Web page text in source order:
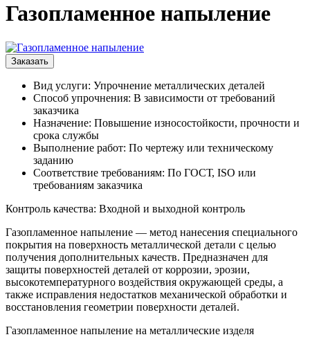
Газопламенное напыление
Заказать
Вид услуги: Упрочнение металлических деталей
Способ упрочнения: В зависимости от требований
заказчика
Назначение: Повышение износостойкости, прочности и
срока службы
Выполнение работ: По чертежу или техническому
заданию
Соответствие требованиям: По ГОСТ, ISO или
требованиям заказчика
Контроль качества: Входной и выходной контроль
Газопламенное напыление — метод нанесения специального
покрытия на поверхность металлической детали с целью
получения дополнительных качеств. Предназначен для
защиты поверхностей деталей от коррозии, эрозии,
высокотемпературного воздействия окружающей среды, а
также исправления недостатков механической обработки и
восстановления геометрии поверхности деталей.
Газопламенное напыление на металлические изделя